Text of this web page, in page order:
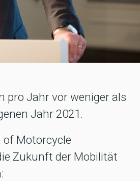
pro Jahr vor weniger als
Jahr 2021.
of Motorcycle
Zukunft der Mobilität